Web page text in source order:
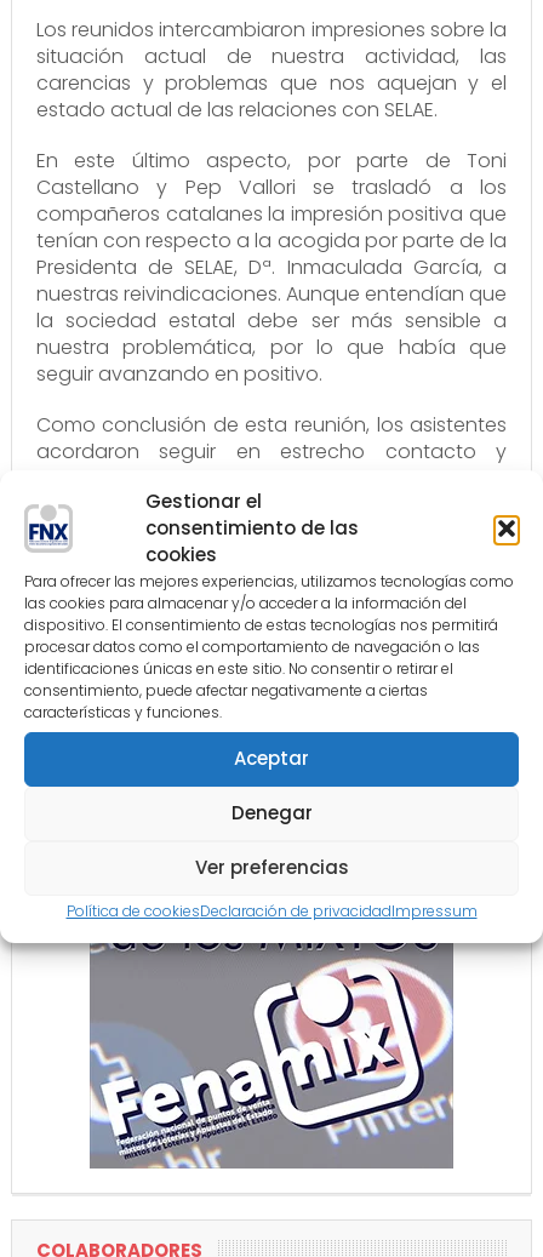
Gestionar el
consentimiento de las
cookies
Para ofrecer las mejores experiencias, utilizamos tecnologías como
las cookies para almacenar y/o acceder a la información del
dispositivo. El consentimiento de estas tecnologías nos permitirá
procesar datos como el comportamiento de navegación o las
identificaciones únicas en este sitio. No consentir o retirar el
consentimiento, puede afectar negativamente a ciertas
características y funciones.
Aceptar
Denegar
Ver preferencias
Política de cookiesDeclaración de privacidadImpressum
Los reunidos intercambiaron impresiones sobre la
situación actual de nuestra actividad, las
carencias y problemas que nos aquejan y el
estado actual de las relaciones con SELAE.
En este último aspecto, por parte de Toni
Castellano y Pep Vallori se trasladó a los
compañeros catalanes la impresión positiva que
tenían con respecto a la acogida por parte de la
Presidenta de SELAE, Dª. Inmaculada García, a
nuestras reivindicaciones. Aunque entendían que
la sociedad estatal debe ser más sensible a
nuestra problemática, por lo que había que
seguir avanzando en positivo.
Como conclusión de esta reunión, los asistentes
acordaron seguir en estrecho contacto y
revitalizar sus Asociaciones de cara a un futuro
complejo pero ilusionante en cuanto a los
objetivos a conseguir.
Comparte
Tweet
Comparte
COLABORADORES